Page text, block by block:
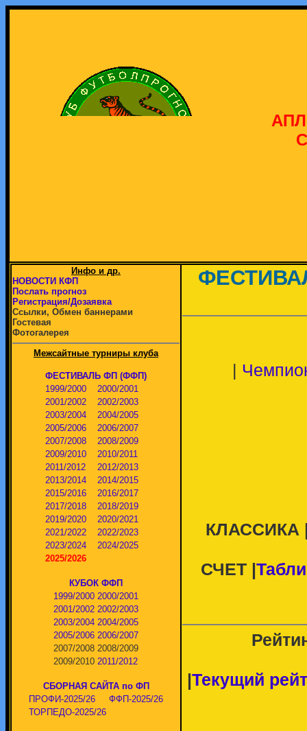
Инфо и др.
НОВОСТИ КФП
Послать прогноз
Регистрация/Дозаявка
Ссылки, Обмен баннерами
Гостевая
Фотогалерея
Межсайтные турниры клуба
ФЕСТИВАЛЬ ФП (ФФП)
1999/2000
2000/2001
2001/2002
2002/2003
2003/2004
2004/2005
2005/2006
2006/2007
2007/2008
2008/2009
2009/2010
2010/2011
2011/2012
2012/2013
2013/2014
2014/2015
2015/2016
2016/2017
2017/2018
2018/2019
2019/2020
2020/2021
2021/2022
2022/2023
2023/2024
2024/2025
2025/2026
КУБОК ФФП
1999/2000 2000/2001
2001/2002 2002/2003
2003/2004 2004/2005
2005/2006 2006/2007
2007/2008 2008/2009
2009/2010 2011/2012
СБОРНАЯ САЙТА по ФП
ПРОФИ-2025/26
ФФП-2025/26
ТОРПЕДО-2025/26
|
КЛАССИКА
СЧЕТ |
|Текущий